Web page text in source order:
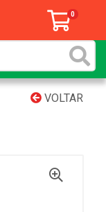
0
VOLTAR